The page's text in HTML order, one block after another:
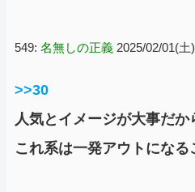
549: 名無しの正義 2025/02/01(
>>30
人気とイメージが大事だか
これ系は一発アウトになる